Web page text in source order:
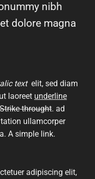
nibh
dolore magna
text elit, sed diam
laoreet underline
Strike throught. ad
ullamcorper
A simple link.
adipiscing elit,